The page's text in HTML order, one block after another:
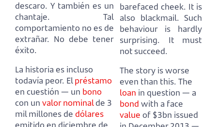
descaro. Y también es un
chantaje.
Tal
comportamiento no es de
extrañar. No debe tener
éxito.
La historia es incluso
todavía peor. Elpréstamo
en cuestión — un bono
con un valor nominalde 3
mil millones de dólares
barefaced cheek. It is
also blackmail. Such
behaviour is hardly
surprising. It must
not succeed.
The story is worse
even than this. The
loan in question — a
bond with a face
value of $3bn issued